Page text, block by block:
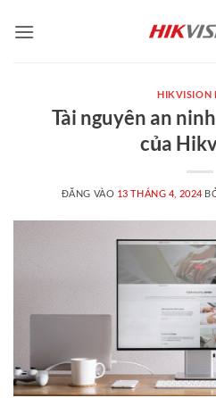
qua
HIKVISION
Tài nguyên an
của
ĐĂNG VÀO 13 THÁNG 4, 2024